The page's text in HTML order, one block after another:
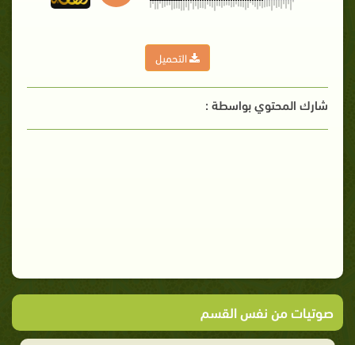
التحميل
شارك المحتوي بواسطة :
صوتيات من نفس القسم